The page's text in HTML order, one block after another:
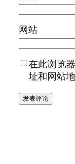
网站
在此浏览
址和网站